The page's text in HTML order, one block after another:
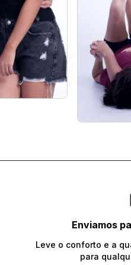
Unissex
Enviamos
Leve o conforto e a
para